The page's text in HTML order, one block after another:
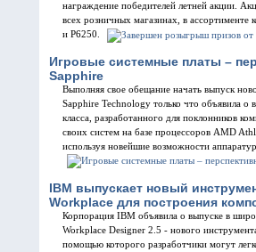
награждение победителей летней акции.
всех розничных магазинах, в
и P6250.
Игровые системные платы –
Sapphire
Выполняя свое обещание начать выпуск
Sapphire Technology только что объявила
класса, разработанного для поклонников
своих систем на базе процессоров AMD
используя новейшие возможности
IBM выпускает новый
Workplace для построения
Корпорация IBM объявила о выпуске в
Workplace Designer 2.5 - нового
помощью которого разработчики могут